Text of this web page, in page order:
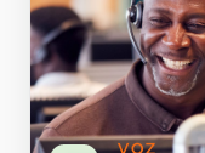
VOZ